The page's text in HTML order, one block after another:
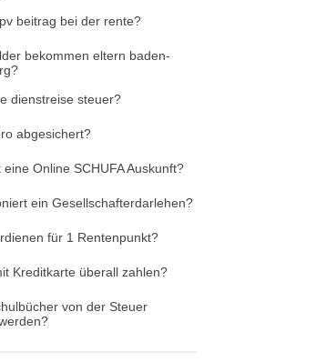
beitrag bei der rente?
bekommen eltern baden-
dienstreise steuer?
abgesichert?
eine Online SCHUFA Auskunft?
ein Gesellschafterdarlehen?
für 1 Rentenpunkt?
Kreditkarte überall zahlen?
von der Steuer